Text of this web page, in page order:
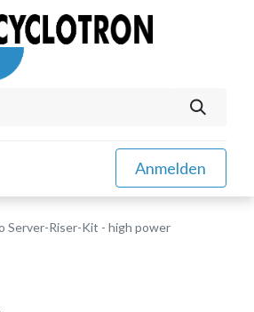
Anmelden
Server-Riser-Kit - high power